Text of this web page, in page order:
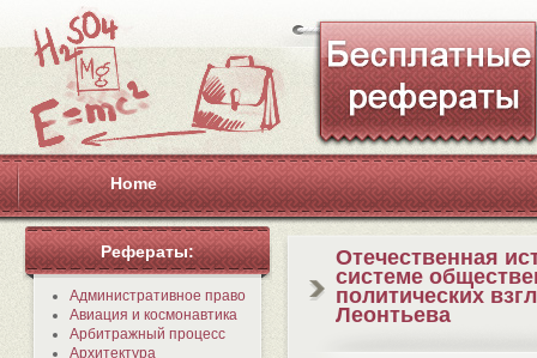
Home
Рефераты:
Административное право
Авиация и космонавтика
Арбитражный процесс
Архитектура
Отечественная
системе
политических
Леонтьева